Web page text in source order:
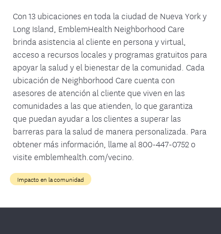
Con 13 ubicaciones en toda la ciudad de Nueva York y
Long Island, EmblemHealth Neighborhood Care
brinda asistencia al cliente en persona y virtual,
acceso a recursos locales y programas gratuitos para
apoyar la salud y el bienestar de la comunidad. Cada
ubicación de Neighborhood Care cuenta con
asesores de atención al cliente que viven en las
comunidades a las que atienden, lo que garantiza
que puedan ayudar a los clientes a superar las
barreras para la salud de manera personalizada. Para
obtener más información, llame al 800-447-0752 o
visite emblemhealth.com/vecino.
Impacto en la comunidad